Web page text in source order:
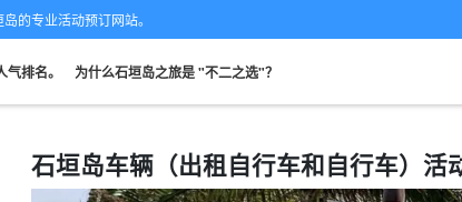
的专业活动预订网站。
气排名。 为什么石垣岛之旅是 "不二之选"？
石垣岛车辆（出租自行车和自行车）活